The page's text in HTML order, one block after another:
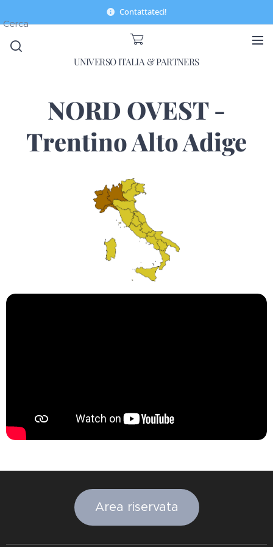
Contattateci!
UNIVERSO ITALIA & PARTNERS
Cerca
NORD OVEST -
Trentino Alto Adige
Area riservata